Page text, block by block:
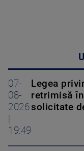
07-
08-
2026
19:49
Legea
retrimisă
solicitate